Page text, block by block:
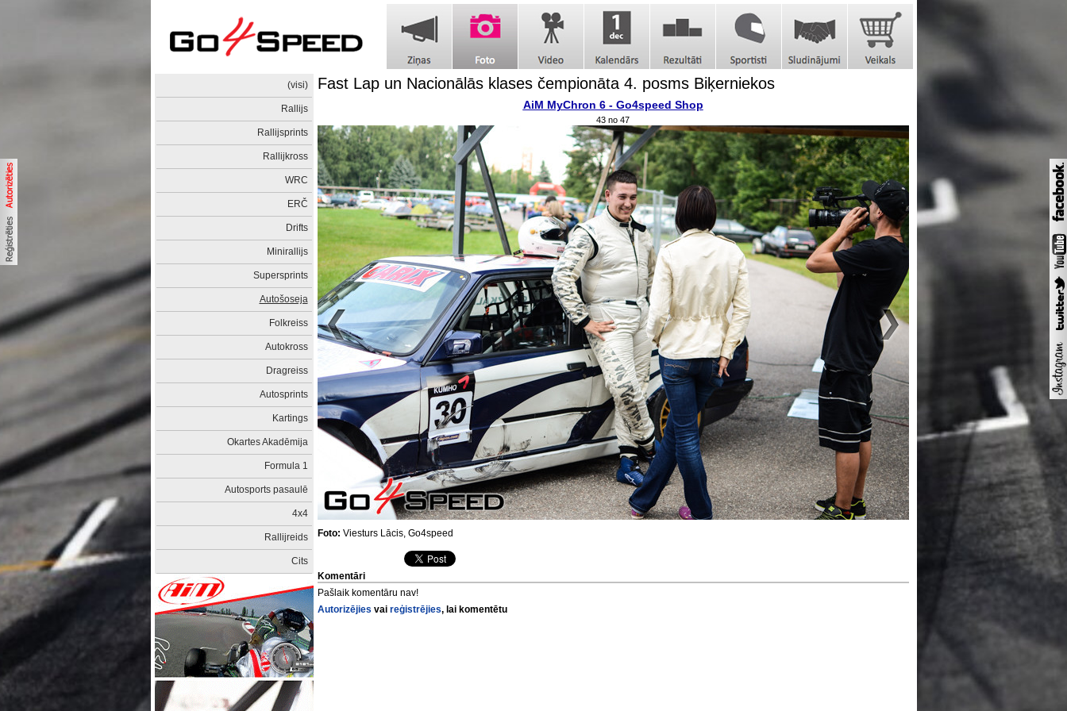
(visi)
Rallijs
Rallijsprints
Rallijkross
WRC
ERČ
Drifts
Minirallijs
Supersprints
Autošoseja
Folkreiss
Autokross
Dragreiss
Autosprints
Kartings
Okartes Akadēmija
Formula 1
Autosports pasaulē
4x4
Rallijreids
Cits
Fast Lap un Nacionālās klases čempionāta 4. posms Biķerniekos
AiM MyChron 6 - Go4speed Shop
43 no 47
Foto: Viesturs Lācis, Go4speed
Komentāri
Pašlaik komentāru nav!
Autorizējies vai reģistrējies, lai komentētu